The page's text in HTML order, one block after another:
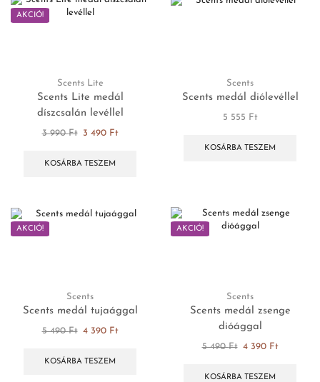
AKCIÓ!
Scents Lite
Scents Lite medál
díszcsalán levéllel
3 990Ft 3 490 Ft
KOSÁRBA TESZEM
Scents
Scents medál diólevéllel
5 555 Ft
KOSÁRBA TESZEM
AKCIÓ!
Scents
Scents medál tujaággal
5 490Ft 4 390 Ft
KOSÁRBA TESZEM
AKCIÓ!
Scents
Scents medál zsenge
dióággal
5 490Ft 4 390 Ft
KOSÁRBA TESZEM